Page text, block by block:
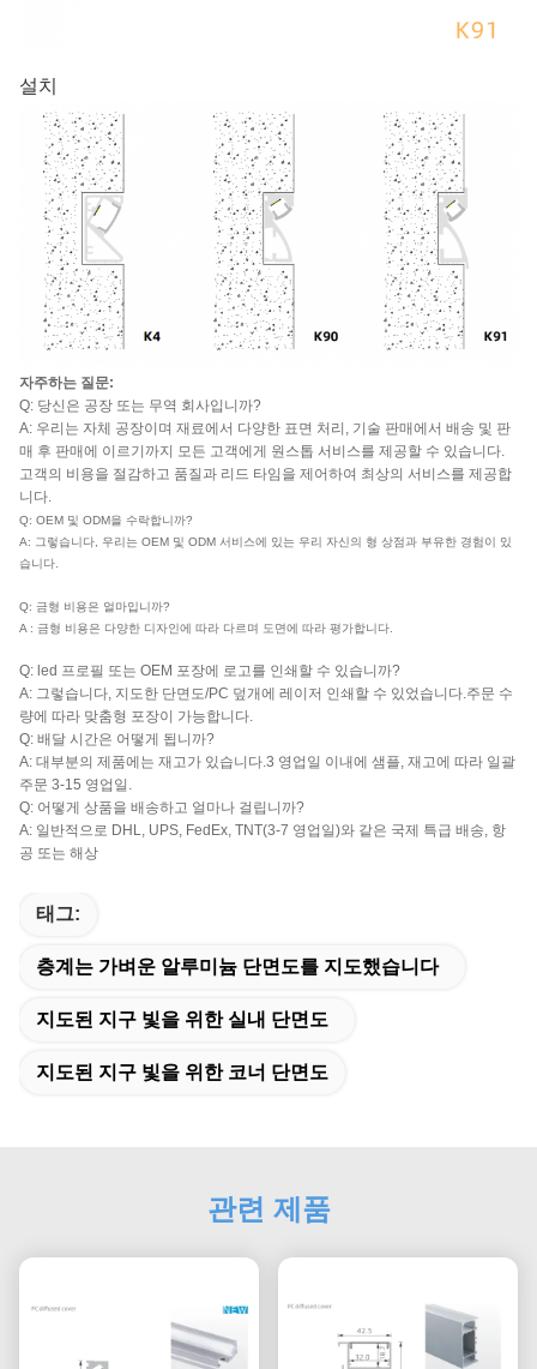
설치
자주하는 질문:
Q: 당신은 공장 또는 무역 회사입니까?
A: 우리는 자체 공장이며 재료에서 다양한 표면 처리, 기술 판매에서 배송 및 판
매 후 판매에 이르기까지 모든 고객에게 원스톱 서비스를 제공할 수 있습니다.
고객의 비용을 절감하고 품질과 리드 타임을 제어하여 최상의 서비스를 제공합
니다.
Q: OEM 및 ODM을 수락합니까?
A: 그렇습니다, 우리는 OEM 및 ODM 서비스에 있는 우리 자신의 형 상점과 부유한 경험이 있
습니다.
Q: 금형 비용은 얼마입니까?
A : 금형 비용은 다양한 디자인에 따라 다르며 도면에 따라 평가합니다.
Q: led 프로필 또는 OEM 포장에 로고를 인쇄할 수 있습니까?
A: 그렇습니다, 지도한 단면도/PC 덮개에 레이저 인쇄할 수 있었습니다.주문 수
량에 따라 맞춤형 포장이 가능합니다.
Q: 배달 시간은 어떻게 됩니까?
A: 대부분의 제품에는 재고가 있습니다.3 영업일 이내에 샘플, 재고에 따라 일괄
주문 3-15 영업일.
Q: 어떻게 상품을 배송하고 얼마나 걸립니까?
A: 일반적으로 DHL, UPS, FedEx, TNT(3-7 영업일)와 같은 국제 특급 배송, 항
공 또는 해상
태그:
층계는 가벼운 알루미늄 단면도를 지도했습니다
지도된 지구 빛을 위한 실내 단면도
지도된 지구 빛을 위한 코너 단면도
관련 제품